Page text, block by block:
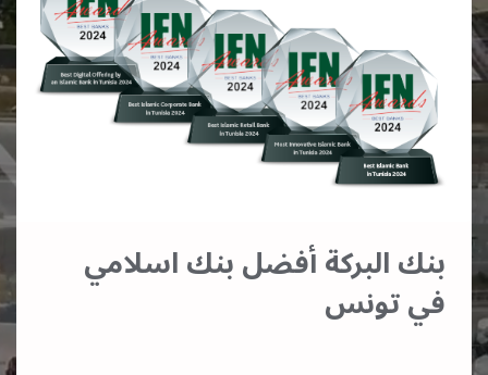
بنك البركة أفضل بنك اسلامي
في تونس